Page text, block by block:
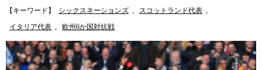
【キーワード】 シックスネーションズ , スコットランド代表 ,
イタリア代表 , 欧州6か国対抗戦